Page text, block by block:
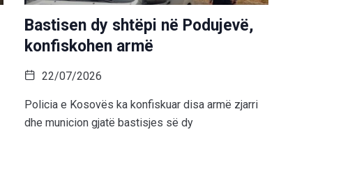
Bastisen dy shtëpi në Podujevë,
konfiskohen armë
22/07/2026
Policia e Kosovës ka konfiskuar disa armë zjarri
dhe municion gjatë bastisjes së dy